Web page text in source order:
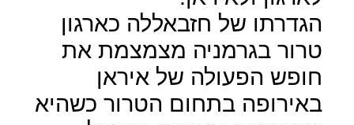
הגדרתו של חזבאללה כארגון
טרור בגרמניה מצמצמת את
חופש הפעולה של איראן
באירופה בתחום הטרור כשהיא